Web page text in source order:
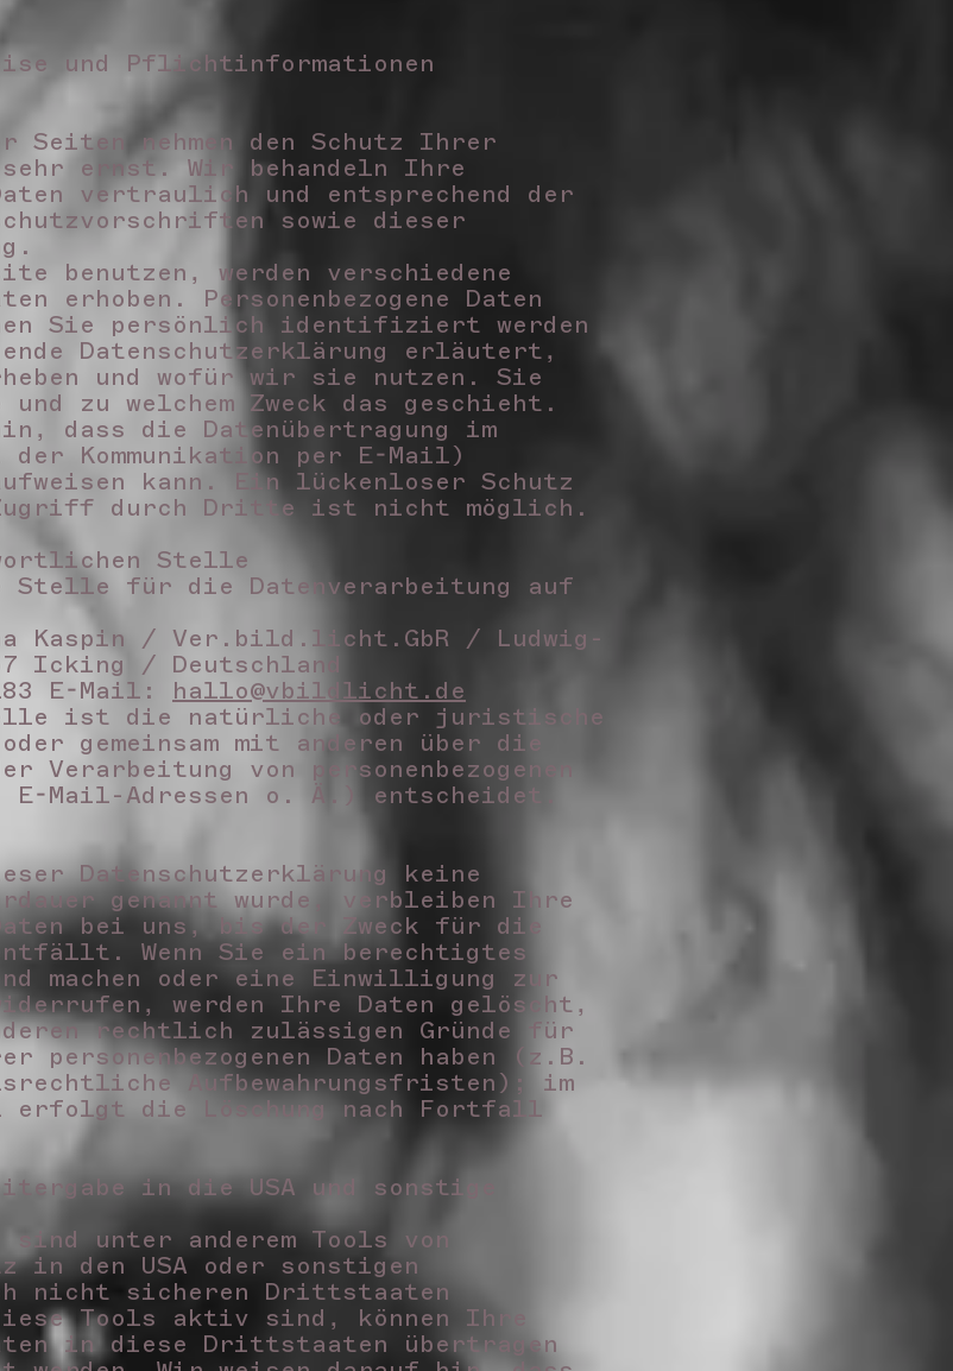
und Pflichtinformationen
Seiten nehmen den Schutz Ihrer
sehr ernst. Wir behandeln Ihre
vertraulich und entsprechend der
sowie dieser
benutzen, werden verschiedene
erhoben. Personenbezogene Daten
Sie persönlich identifiziert werden
Datenschutzerklärung erläutert,
und wofür wir sie nutzen. Sie
zu welchem Zweck das geschieht.
dass die Datenübertragung im
Kommunikation per E-Mail)
kann. Ein lückenloser Schutz
Zugriff durch Dritte ist nicht möglich.
Stelle
Stelle für die Datenverarbeitung auf
Kaspin / Ver.bild.licht.GbR / Ludwig-
Icking / Deutschland
E-Mail: hallo@vbildlicht.de
ist die natürliche oder juristische
gemeinsam mit anderen über die
Verarbeitung von personenbezogenen
E-Mail-Adressen o. Ä.) entscheidet.
Datenschutzerklärung keine
genannt wurde, verbleiben Ihre
Daten bei uns, bis der Zweck für die
Wenn Sie ein berechtigtes
machen oder eine Einwilligung zur
werden Ihre Daten gelöscht,
rechtlich zulässigen Gründe für
personenbezogenen Daten haben (z.B.
Aufbewahrungsfristen); im
erfolgt die Löschung nach Fortfall
in die USA und sonstige
sind unter anderem Tools von
in den USA oder sonstigen
nicht sicheren Drittstaaten
Tools aktiv sind, können Ihre
in diese Drittstaaten übertragen